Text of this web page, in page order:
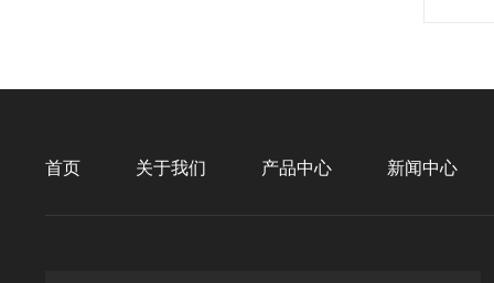
首页 关于我们 产品中心 新闻中心